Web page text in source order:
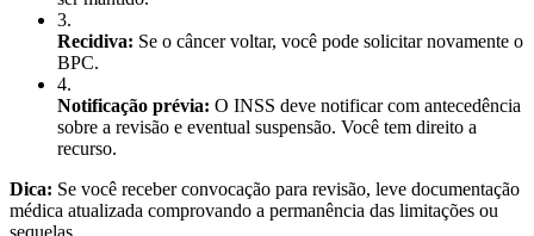
3.
Recidiva: Se o câncer voltar, você pode solicitar novamente o
BPC.
4.
Notificação prévia: O INSS deve notificar com antecedência
sobre a revisão e eventual suspensão. Você tem direito a
recurso.
Dica: Se você receber convocação para revisão, leve documentação
médica atualizada comprovando a permanência das limitações ou